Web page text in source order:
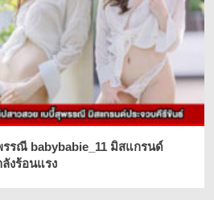
รรณี babybabie_11 มิสแกรนด์
งร้อนแรง